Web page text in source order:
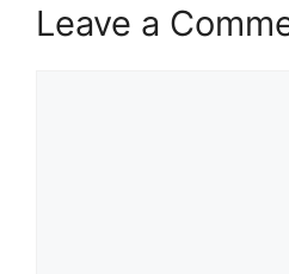
Leave a